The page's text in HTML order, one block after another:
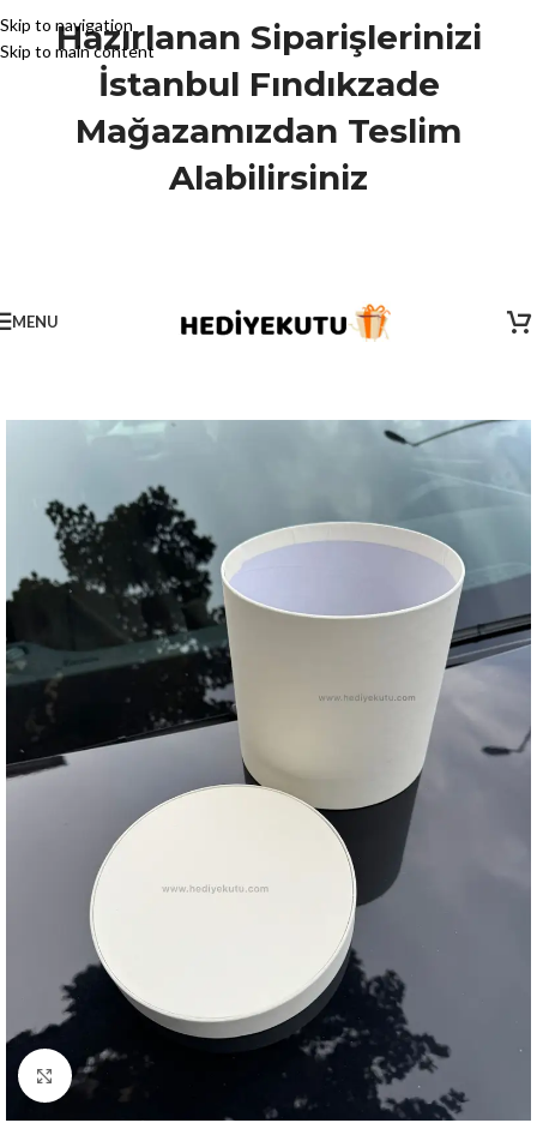
Skip to navigation
Skip to main content
Hazırlanan Siparişlerinizi
İstanbul Fındıkzade
Mağazamızdan Teslim
Alabilirsiniz
MENU
Click to enlarge